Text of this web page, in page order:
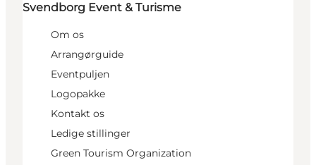
Svendborg Event & Turisme
Om os
Arrangørguide
Eventpuljen
Logopakke
Kontakt os
Ledige stillinger
Green Tourism Organization